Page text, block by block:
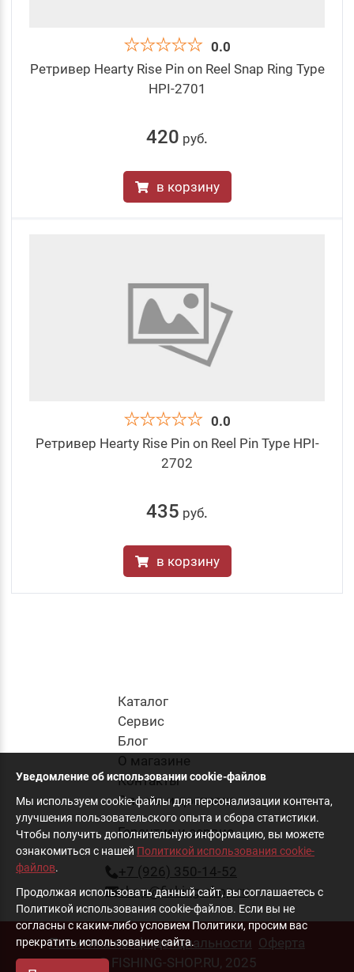
0.0
Ретривер Hearty Rise Pin on Reel Snap Ring Type
HPI-2701
420 руб.
в корзину
0.0
Ретривер Hearty Rise Pin on Reel Pin Type HPI-
2702
435 руб.
в корзину
Каталог
Cервис
Блог
О магазине
Контакты
Оплата и доставка
Гарантия и сервис
+7 (926) 350-14-52
shop@fishing-shop.ru
Политика конфиденциальности Оферта
© FISHING-SHOP.RU, 2025
Уведомление об использовании cookie-файлов
Мы используем cookie-файлы для персонализации контента,
улучшения пользовательского опыта и сбора статистики.
Чтобы получить дополнительную информацию, вы можете
ознакомиться с нашей Политикой использования cookie-
файлов.
Продолжая использовать данный сайт, вы соглашаетесь с
Политикой использования cookie-файлов. Если вы не
согласны с каким-либо условием Политики, просим вас
прекратить использование сайта.